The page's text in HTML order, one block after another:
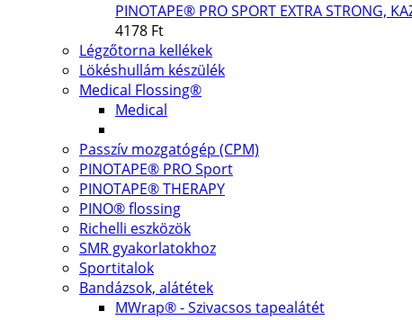
PINOTAPE® PRO SPORT EXTRA STRONG,
4178 Ft
Légzőtorna kellékek
Lökéshullám készülék
Medical Flossing®
Medical
Passzív mozgatógép (CPM)
PINOTAPE® PRO Sport
PINOTAPE® THERAPY
PINO® flossing
Richelli eszközök
SMR gyakorlatokhoz
Sportitalok
Bandázsok, alátétek
MWrap® - Szivacsos tapealátét